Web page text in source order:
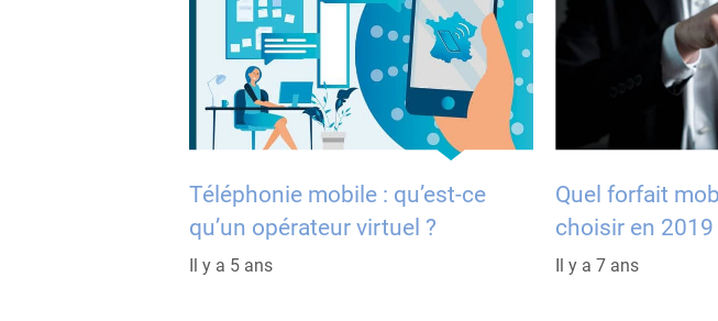
Téléphonie mobile : qu’est-ce
qu’un opérateur virtuel ?
Il y a 5 ans
Quel forfait
choisir en 2019
Il y a 7 ans